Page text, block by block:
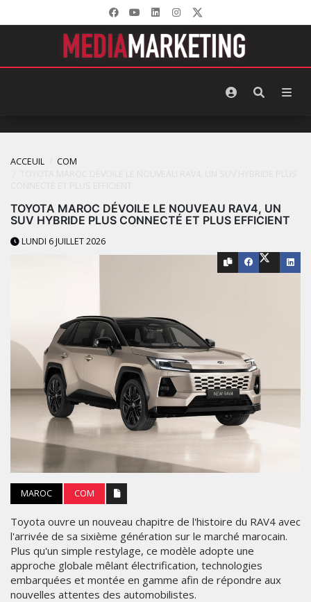
ACCEUIL
COM
TOYOTA MAROC DÉVOILE LE NOUVEAU RAV4, UN
SUV HYBRIDE PLUS CONNECTÉ ET PLUS EFFICIENT
LUNDI 6 JUILLET 2026
MAROC COM
Toyota ouvre un nouveau chapitre de l'histoire du RAV4 avec
l'arrivée de sa sixième génération sur le marché marocain.
Plus qu'un simple restylage, ce modèle adopte une
approche globale mêlant électrification, technologies
embarquées et montée en gamme afin de répondre aux
nouvelles attentes des automobilistes.